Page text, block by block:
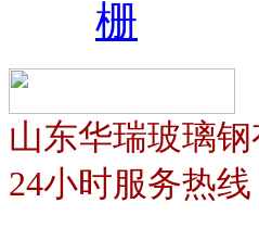
栅
山东华瑞玻璃钢
24小时服务热线